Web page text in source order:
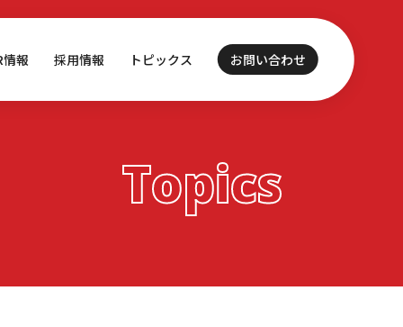
情報 採用情報 トピックス お問い合わせ
Topics